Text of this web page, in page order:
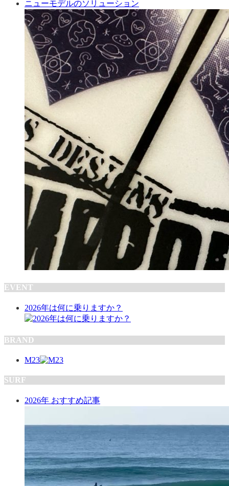
ニューモデルのソリューション
EVENT
2026年は何に乗りますか？
BRAND
M23
SURF
2026年 おすすめ記事